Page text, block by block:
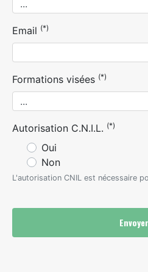
Email (*)
Formations visées (*)
Autorisation C.N.I.L. (*)
Oui
Non
L'autorisation CNIL est nécessaire
Envoyer